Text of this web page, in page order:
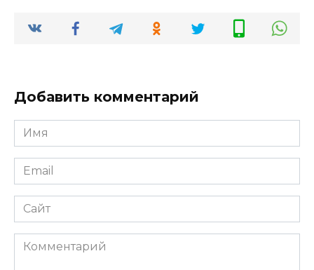
Добавить комментарий
Имя
*
Email
*
Сайт
Комментарий